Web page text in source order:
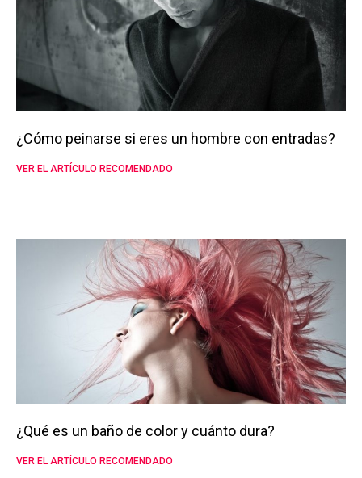
¿Cómo peinarse si eres un hombre con entradas?
VER EL ARTÍCULO RECOMENDADO
¿Qué es un baño de color y cuánto dura?
VER EL ARTÍCULO RECOMENDADO